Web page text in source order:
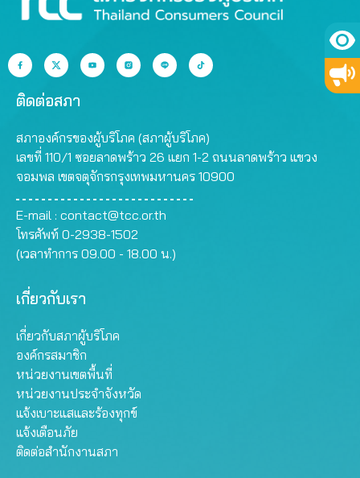
ติดต่อสภา
สภาองค์กรของผู้บริโภค (สภาผู้บริโภค)
เลขที่ 110/1 ซอยลาดพร้าว 26 แยก 1-2 ถนนลาดพร้าว แขวง
จอมพล เขตจตุจักรกรุงเทพมหานคร 10900
E-mail : contact@tcc.or.th
โทรศัพท์ 0-2938-1502
(เวลาทำการ 09.00 - 18.00 น.)
เกี่ยวกับเรา
เกี่ยวกับสภาผู้บริโภค
องค์กรสมาชิก
หน่วยงานเขตพื้นที่
หน่วยงานประจำจังหวัด
แจ้งเบาะแสและร้องทุกข์
แจ้งเตือนภัย
ติดต่อสำนักงานสภา